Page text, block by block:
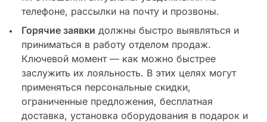
телефоне, рассылки на почту и прозвоны.
Горячие заявки должны быстро выявляться и
приниматься в работу отделом продаж.
Ключевой момент — как можно быстрее
заслужить их лояльность. В этих целях могут
применяться персональные скидки,
ограниченные предложения, бесплатная
доставка, установка оборудования в подарок и